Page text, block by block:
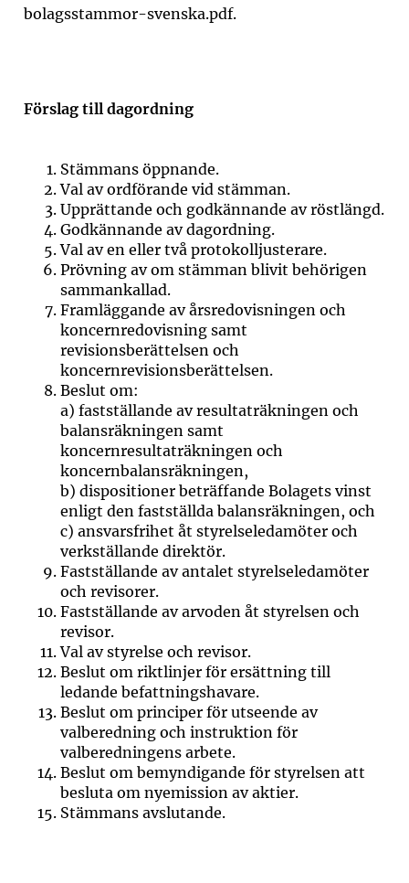
bolagsstammor-svenska.pdf.
Förslag till dagordning
Stämmans öppnande.
Val av ordförande vid stämman.
Upprättande och godkännande av röstlängd.
Godkännande av dagordning.
Val av en eller två protokolljusterare.
Prövning av om stämman blivit behörigen
sammankallad.
Framläggande av årsredovisningen och
koncernredovisning samt
revisionsberättelsen och
koncernrevisionsberättelsen.
Beslut om:
a) fastställande av resultaträkningen och
balansräkningen samt
koncernresultaträkningen och
koncernbalansräkningen,
b) dispositioner beträffande Bolagets vinst
enligt den fastställda balansräkningen, och
c) ansvarsfrihet åt styrelseledamöter och
verkställande direktör.
Fastställande av antalet styrelseledamöter
och revisorer.
Fastställande av arvoden åt styrelsen och
revisor.
Val av styrelse och revisor.
Beslut om riktlinjer för ersättning till
ledande befattningshavare.
Beslut om principer för utseende av
valberedning och instruktion för
valberedningens arbete.
Beslut om bemyndigande för styrelsen att
besluta om nyemission av aktier.
Stämmans avslutande.